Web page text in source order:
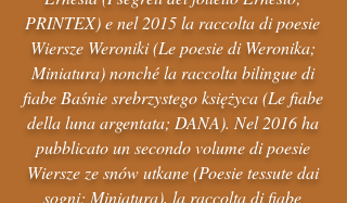
PRINTEX) e nel 2015 la raccolta di poesie
Wiersze Weroniki (Le poesie di Weronika;
Miniatura) nonché la raccolta bilingue di
fiabe Baśnie srebrzystego księżyca (Le fiabe
della luna argentata; DANA). Nel 2016 ha
pubblicato un secondo volume di poesie
Wiersze ze snów utkane (Poesie tessute dai
sogni; Miniatura), la raccolta di fiabe